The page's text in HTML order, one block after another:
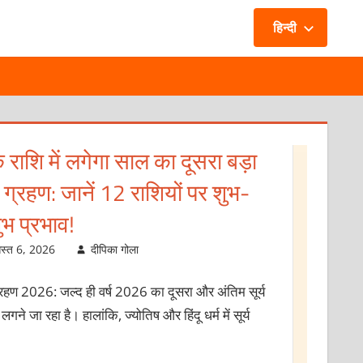
हिन्दी
राशि में बुध के प्रवेश से, इन 4
को रखने होंगे फूंक-फूंक कर
अगस्त 5, 2026 दीपिका गोला
कर्क राशि में गोचर: वैदिक ज्योतिष में बुध ग्रह को ग्रहों के
के नाम से जाना जाता है। इनका कर्क राशि में